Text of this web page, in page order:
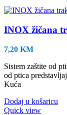
INOX žičana
7,20 KM
Sistem zaštite od
od ptica
Kuća
Dodaj u košaricu
Quick view